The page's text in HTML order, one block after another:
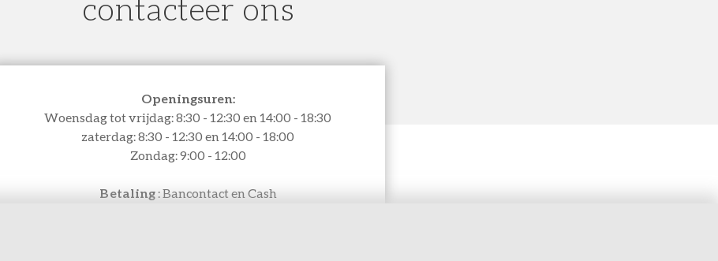
contacteer ons
Openingsuren:
Woensdag tot vrijdag: 8:30 - 12:30 en 14:00 - 18:30
zaterdag: 8:30 - 12:30 en 14:00 - 18:00
Zondag: 9:00 - 12:00
Betaling: Bancontact en Cash